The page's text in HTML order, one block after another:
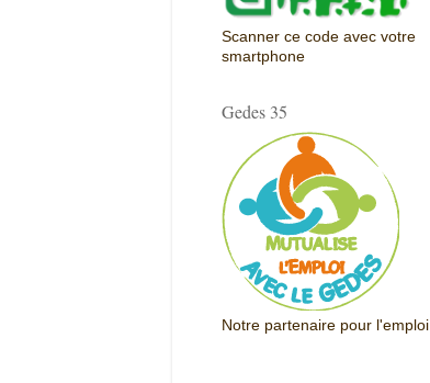
Scanner ce code avec votre
smartphone
Gedes 35
Notre partenaire pour l'emploi